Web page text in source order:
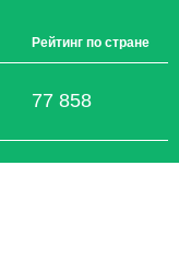
Рейтинг по стране
77 858